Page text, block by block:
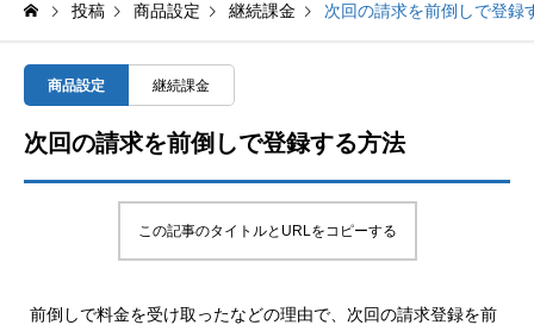
投稿 商品設定 継続課金 次回の請求を前倒しで登録
商品設定 継続課金
次回の請求を前倒しで登録する方法
この記事のタイトルとURLをコピーする
前倒しで料金を受け取ったなどの理由で、次回の請求登録を前